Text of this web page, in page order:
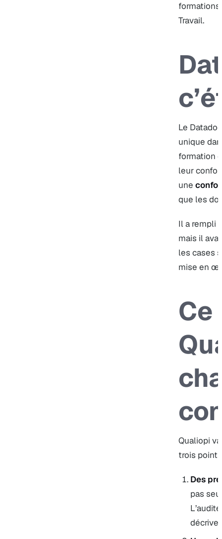
formations
Travail.
Le
unique
formation
leur
une
que les
Il a rempli
mais il
les cases
mise en
Ce
Qualiopi
trois
Des
pas